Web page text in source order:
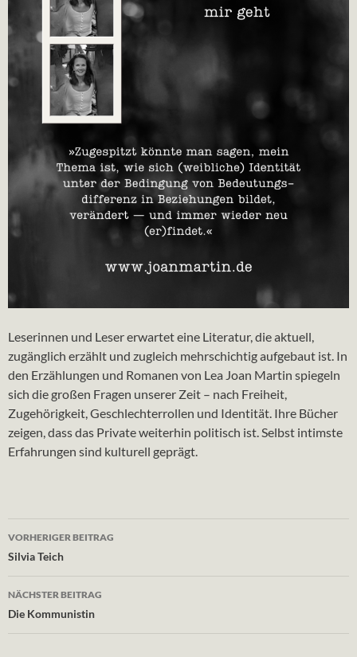
Leserinnen und Leser erwartet eine Literatur, die aktuell,
zugänglich erzählt und zugleich mehrschichtig aufgebaut ist. In
den Erzählungen und Romanen von Lea Joan Martin spiegeln
sich die großen Fragen unserer Zeit – nach Freiheit,
Zugehörigkeit, Geschlechterrollen und Identität. Ihre Bücher
zeigen, dass das Private weiterhin politisch ist. Selbst intimste
Erfahrungen sind kulturell geprägt.
Beitragsnavigation
VORHERIGER BEITRAG
Silvia Teich
NÄCHSTER BEITRAG
Die Kommunistin